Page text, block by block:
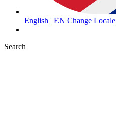
English | EN Change Locale
Search